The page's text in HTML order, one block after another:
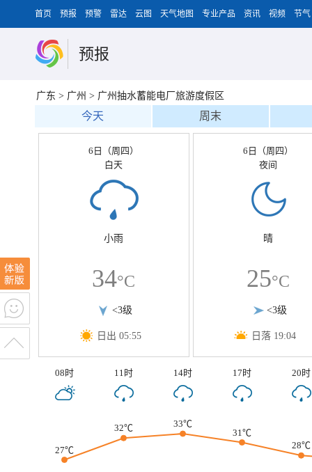
首页 预报 预警 雷达 云图 天气地图 专业产品 资讯 视频 节气
预报
广东 > 广州 > 广州抽水蓄能电厂旅游度假区
今天 周末
6日（周四）
白天
小雨
34°C
<3级
日出 05:55
6日（周四）
夜间
晴
25°C
<3级
日落 19:04
08时 11时 14时 17时 20时
27℃
32℃
33℃
31℃
28℃